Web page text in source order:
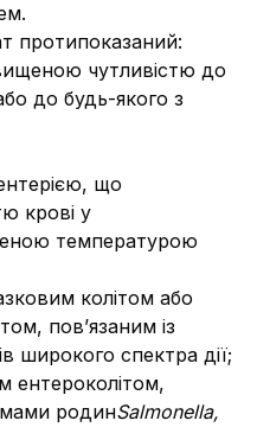
протипоказаний:
чутливістю до
до будь-якого з
що
крові у
температурою
колітом або
пов’язаним із
широкого спектра дії;
ентероколітом,
родинSalmonella,